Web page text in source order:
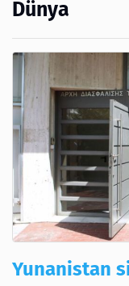
Dünya
Yunanistan